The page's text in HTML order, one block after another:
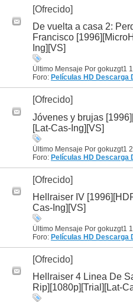
[Ofrecido]
De vuelta a casa 2:
Francisco
Ing][VS]
Último Mensaje Por gokuzgt1
Foro: Películas HD Descarga
[Ofrecido]
Jóvenes y brujas
[Lat-Cas-Ing][VS]
Último Mensaje Por gokuzgt1
Foro: Películas HD Descarga
[Ofrecido]
Hellraiser IV
Cas-Ing][VS]
Último Mensaje Por gokuzgt1
Foro: Películas HD Descarga
[Ofrecido]
Hellraiser 4 Linea De
Rip][1080p][Trial][Lat-